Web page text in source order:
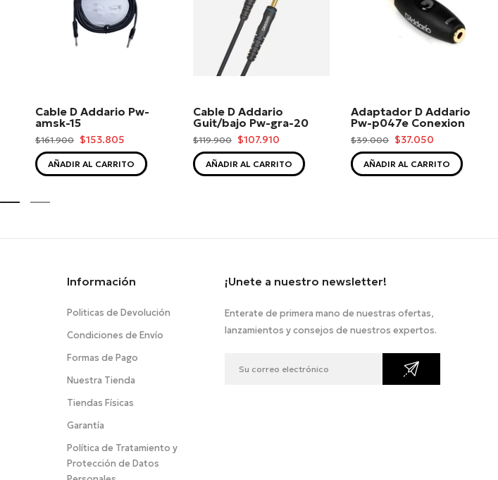
Cable D Addario Pw-
amsk-15
$161.900 $153.805
AÑADIR AL CARRITO
Cable D Addario
Guit/bajo Pw-gra-20
$119.900 $107.910
AÑADIR AL CARRITO
Adaptador D Addario
Pw-p047e Conexion
$39.000 $37.050
AÑADIR AL CARRITO
Información
Politicas de Devolución
Condiciones de Envío
Formas de Pago
Nuestra Tienda
Tiendas Físicas
Garantía
Política de Tratamiento y
Protección de Datos
¡Unete a nuestro newsletter!
Enterate de primera mano de nuestras ofertas,
lanzamientos y consejos de nuestros expertos.